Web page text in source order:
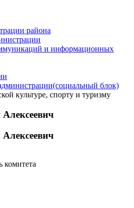
района
и информационных
блок)
культуре, спорту и туризму
комитета